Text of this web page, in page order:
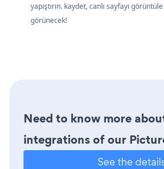
yapıştırın. kaydet, canlı sayfayı
görünecek!
Need to know more
integrations of our
See the